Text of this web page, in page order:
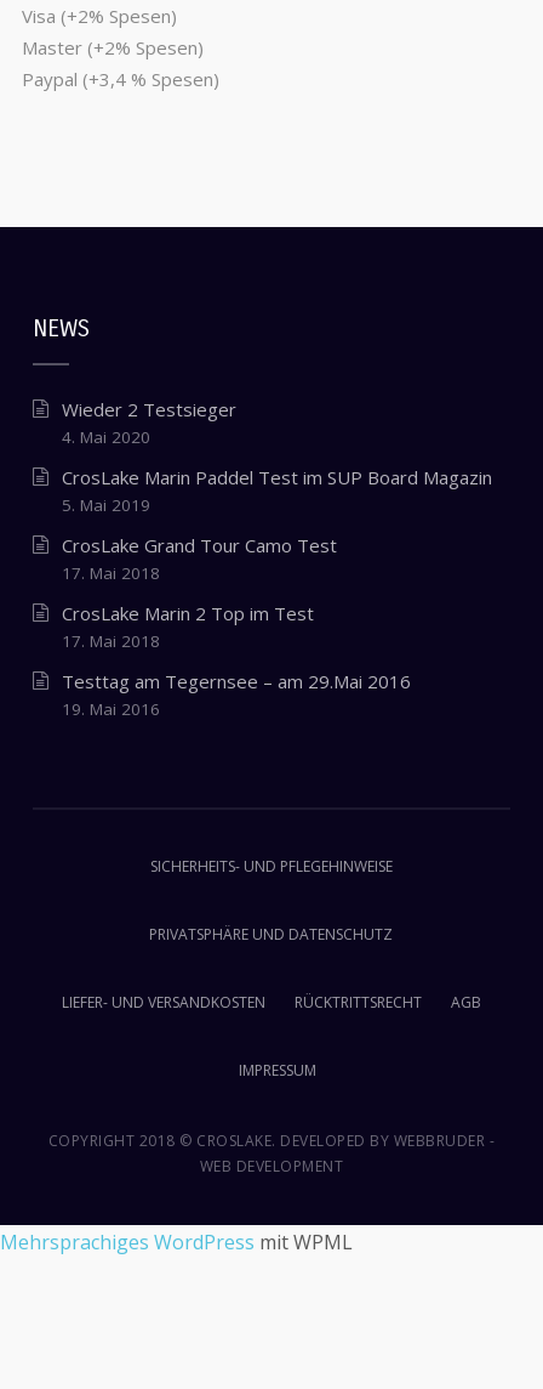
Visa (+2% Spesen)
Master (+2% Spesen)
Paypal (+3,4 % Spesen)
NEWS
Wieder 2 Testsieger
4. Mai 2020
CrosLake Marin Paddel Test im SUP Board Magazin
5. Mai 2019
CrosLake Grand Tour Camo Test
17. Mai 2018
CrosLake Marin 2 Top im Test
17. Mai 2018
Testtag am Tegernsee – am 29.Mai 2016
19. Mai 2016
SICHERHEITS- UND PFLEGEHINWEISE
PRIVATSPHÄRE UND DATENSCHUTZ
LIEFER- UND VERSANDKOSTEN RÜCKTRITTSRECHT AGB
IMPRESSUM
COPYRIGHT 2018 © CROSLAKE. DEVELOPED BY WEBBRUDER -
WEB DEVELOPMENT
Mehrsprachiges WordPress mit WPML